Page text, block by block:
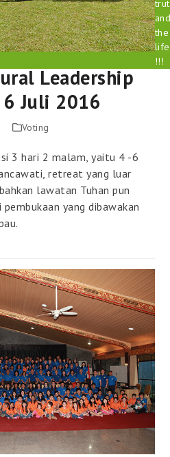
Leadership
6 Juli 2016
Voting
3 hari 2 malam, yaitu 4 -6
retreat yang luar
lawatan Tuhan pun
yang dibawakan
the
life
!!!